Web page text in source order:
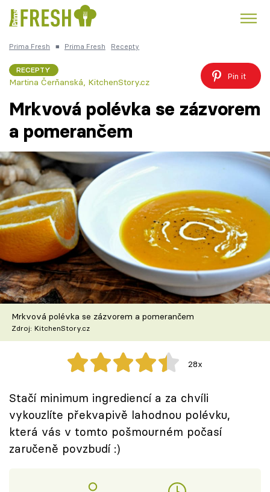
Česká kuchyně Čokoláda
Témata
Recepty
Články
TV Program
Škola vaření
Recepty z TV
Speciál: Cuketa
Těhotnej kuchař
Sledujte prima+
Přihlášení
Prima Fresh ■ Prima Fresh Recepty
RECEPTY
Martina Čerňanská KitchenStory.cz
Pin it
Mrkvová polévka se zázvorem
a pomerančem
Mrkvová polévka se zázvorem a pomerančem
Zdroj: KitchenStory.cz
28x
Stačí minimum ingrediencí a za chvíli
vykouzlíte překvapivě lahodnou polévku,
která vás v tomto pošmourném počasí
zaručeně povzbudí :)